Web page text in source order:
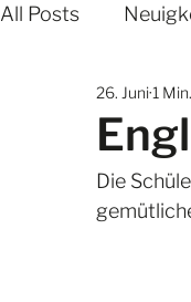
All Posts
26. Juni1
Die